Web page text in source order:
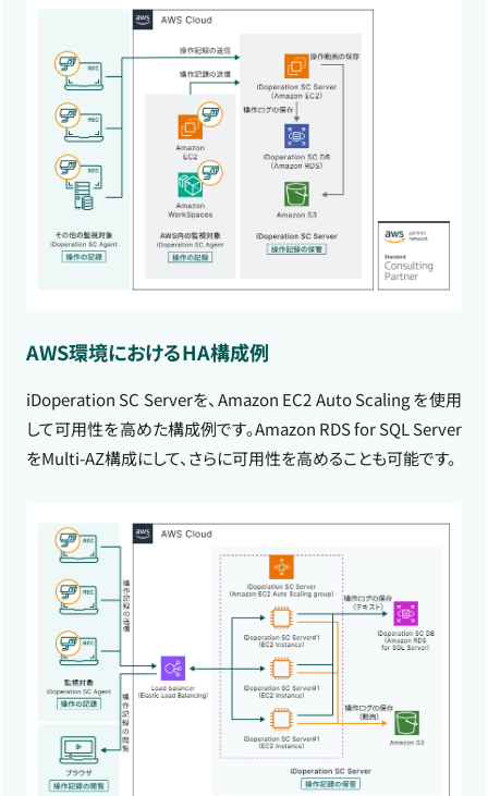
AWS環境におけるHA構成例
iDoperation SC Serverを、Amazon EC2 Auto Scaling を使用
して可用性を高めた構成例です。Amazon RDS for SQL Server
をMulti-AZ構成にして、さらに可用性を高めることも可能です。